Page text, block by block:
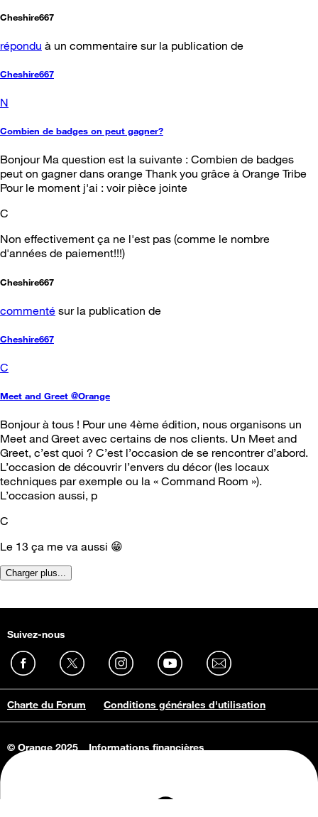
Cheshire667
répondu à un commentaire sur la publication de
Cheshire667
N
Combien de badges on peut gagner?
Bonjour Ma question est la suivante : Combien de badges
peut on gagner dans orange Thank you grâce à Orange Tribe
Pour le moment j'ai : voir pièce jointe
C
Non effectivement ça ne l'est pas (comme le nombre
d'années de paiement!!!)
Cheshire667
commenté sur la publication de
Cheshire667
C
Meet and Greet @Orange
Bonjour à tous ! Pour une 4ème édition, nous organisons un
Meet and Greet avec certains de nos clients. Un Meet and
Greet, c’est quoi ? C’est l’occasion de se rencontrer d’abord.
L’occasion de découvrir l’envers du décor (les locaux
techniques par exemple ou la « Command Room »).
L’occasion aussi, p
C
Le 13 ça me va aussi 😁
Charger plus...
Suivez-nous
Charte du Forum Conditions générales d'utilisation
© Orange 2025
Informations financières